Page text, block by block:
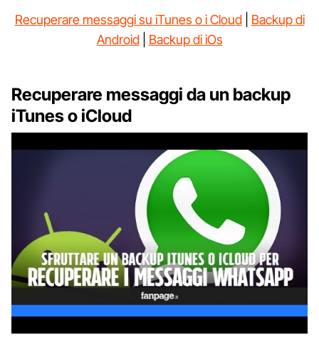
Recuperare messaggi su iTunes o i Cloud| Backup di
Android| Backup di iOs
Recuperare messaggi da un backup
iTunes o iCloud